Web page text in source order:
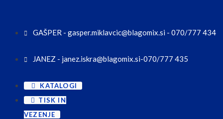
GAŠPER - gasper.miklavcic@blagomix.si - 070/777 434
JANEZ - janez.iskra@blagomix.si-070/777 435
KATALOGI
TISK IN
VEZENJE